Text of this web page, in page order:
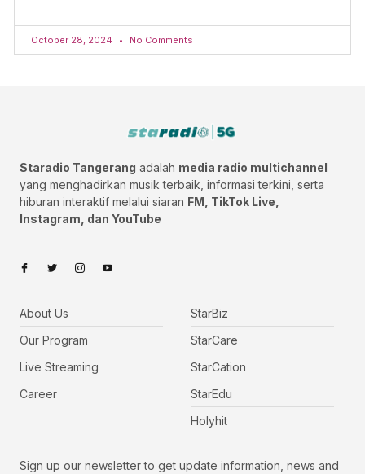
October 28, 2024 No Comments
Staradio Tangerang adalah media radio multichannel
yang menghadirkan musik terbaik, informasi terkini, serta
hiburan interaktif melalui siaran FM, TikTok Live,
Instagram, dan YouTube
About Us
Our Program
Live Streaming
Career
StarBiz
StarCare
StarCation
StarEdu
Holyhit
Sign up our newsletter to get update information, news and